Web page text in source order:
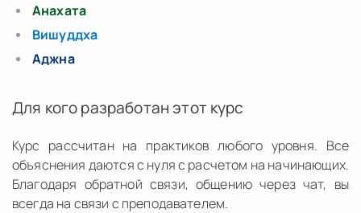
Анахата
Вишуддха
Аджна
Для кого разработан этот курс
Курс рассчитан на практиков любого уровня. Все
объяснения даются с нуля с расчетом на начинающих.
Благодаря обратной связи, общению через чат, вы
всегда на связи с преподавателем.